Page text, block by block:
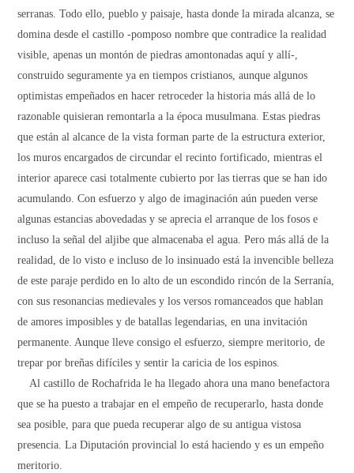
serranas. Todo ello, pueblo y paisaje, hasta donde la mirada alcanza, se
domina desde el castillo -pomposo nombre que contradice la realidad
visible, apenas un montón de piedras amontonadas aquí y allí-,
construido seguramente ya en tiempos cristianos, aunque algunos
optimistas empeñados en hacer retroceder la historia más allá de lo
razonable quisieran remontarla a la época musulmana. Estas piedras
que están al alcance de la vista forman parte de la estructura exterior,
los muros encargados de circundar el recinto fortificado, mientras el
interior aparece casi totalmente cubierto por las tierras que se han ido
acumulando. Con esfuerzo y algo de imaginación aún pueden verse
algunas estancias abovedadas y se aprecia el arranque de los fosos e
incluso la señal del aljibe que almacenaba el agua. Pero más allá de la
realidad, de lo visto e incluso de lo insinuado está la invencible belleza
de este paraje perdido en lo alto de un escondido rincón dela Serranía,
con sus resonancias medievales y los versos romanceados que hablan
de amores imposibles y de batallas legendarias, en una invitación
permanente. Aunque lleve consigo el esfuerzo, siempre meritorio, de
trepar por breñas difíciles y sentir la caricia de los espinos.
Al castillo de Rochafrida le ha llegado ahora una mano benefactora
que se ha puesto a trabajar en el empeño de recuperarlo, hasta donde
sea posible, para que pueda recuperar algo de su antigua vistosa
presencia. La Diputación provincial lo está haciendo y es un empeño
meritorio.